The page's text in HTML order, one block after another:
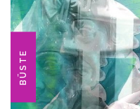
BÜSTE